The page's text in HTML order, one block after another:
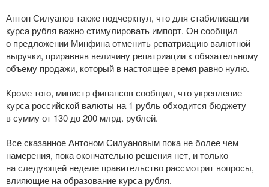
Антон Силуанов также подчеркнул, что для стабилизации
курса рубля важно стимулировать импорт. Он сообщил
о предложении Минфина отменить репатриацию валютной
выручки, приравняв величину репатриации к обязательному
объему продажи, который в настоящее время равно нулю.
Кроме того, министр финансов сообщил, что укрепление
курса российской валюты на 1 рубль обходится бюджету
в сумму от 130 до 200 млрд. рублей.
Все сказанное Антоном Силуановым пока не более чем
намерения, пока окончательно решения нет, и только
на следующей неделе правительство рассмотрит вопросы,
влияющие на образование курса рубля.